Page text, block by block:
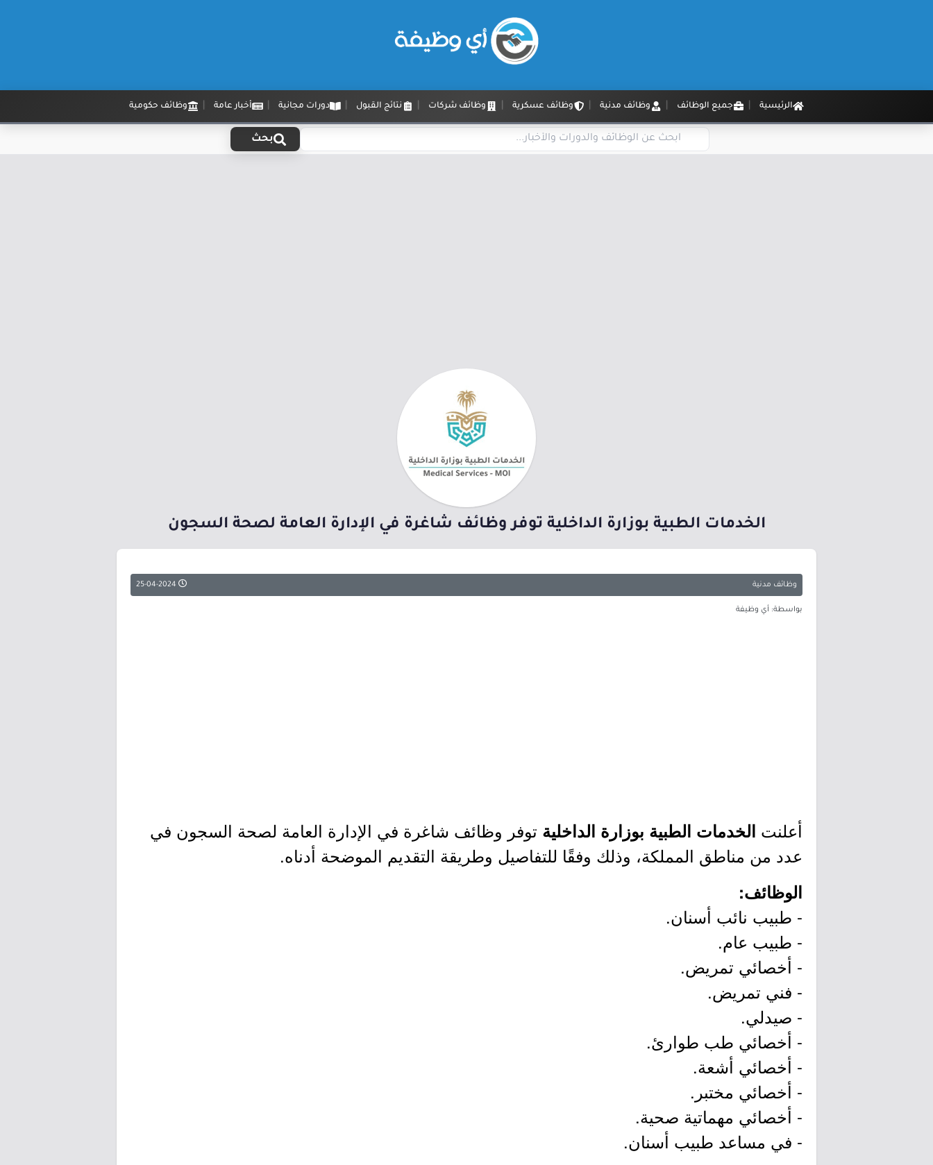
الرئيسية جميع الوظائف وظائف مدنية وظائف عسكرية وظائف شركات نتائج القبول دورات مجانية أخبار عامة وظائف حكومية
بحث
الخدمات الطبية بوزارة الداخلية توفر وظائف شاغرة في الإدارة العامة لصحة السجون
وظائف مدنية
بواسطة: أي وظيفة
أعلنت الخدمات الطبية بوزارة الداخلية توفر وظائف شاغرة في الإدارة العامة لصحة السجون في
عدد من مناطق المملكة، وذلك وفقًا للتفاصيل وطريقة التقديم الموضحة أدناه.
الوظائف:
- طبيب نائب أسنان.
- طبيب عام.
- أخصائي تمريض.
- فني تمريض.
- صيدلي.
- أخصائي طب طوارئ.
- أخصائي أشعة.
- أخصائي مختبر.
- أخصائي مهماتية صحية.
- في مساعد طبيب أسنان.